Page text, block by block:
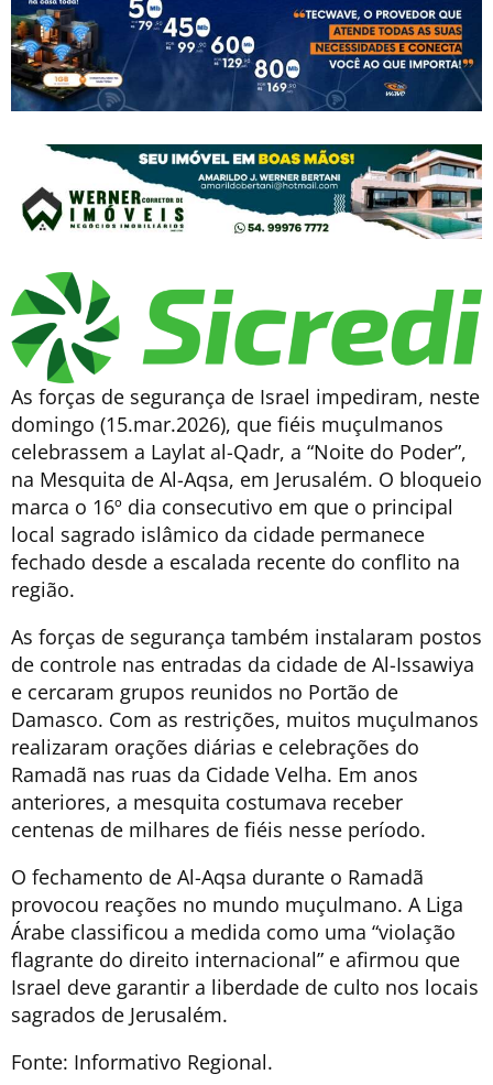
As forças de segurança de Israel impediram, neste
domingo (15.mar.2026), que fiéis muçulmanos
celebrassem a Laylat al-Qadr, a “Noite do Poder”,
na Mesquita de Al-Aqsa, em Jerusalém. O bloqueio
marca o 16º dia consecutivo em que o principal
local sagrado islâmico da cidade permanece
fechado desde a escalada recente do conflito na
região.
As forças de segurança também instalaram postos
de controle nas entradas da cidade de Al-Issawiya
e cercaram grupos reunidos no Portão de
Damasco. Com as restrições, muitos muçulmanos
realizaram orações diárias e celebrações do
Ramadã nas ruas da Cidade Velha. Em anos
anteriores, a mesquita costumava receber
centenas de milhares de fiéis nesse período.
O fechamento de Al-Aqsa durante o Ramadã
provocou reações no mundo muçulmano. A Liga
Árabe classificou a medida como uma “violação
flagrante do direito internacional” e afirmou que
Israel deve garantir a liberdade de culto nos locais
sagrados de Jerusalém.
Fonte: Informativo Regional.